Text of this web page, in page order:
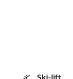
Ski-lift